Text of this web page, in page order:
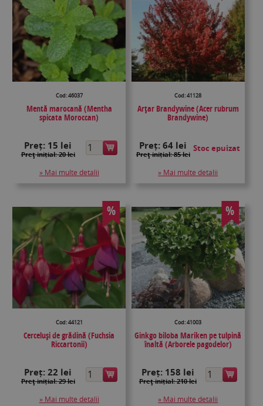
Cod: 46037
Mentă marocană (Mentha
spicata Moroccan)
Preț: 15 lei
Preţ inițial: 20 lei
» Mai multe detalii
Cod: 41128
Arţar Brandywine (Acer rubrum
Brandywine)
Stoc epuizat
Preț:64 lei
Preţ inițial: 85 lei
» Mai multe detalii
%
Cod: 44121
Cerceluși de grădină (Fuchsia
Riccartonii)
Preț:22 lei
Preţ inițial: 29 lei
» Mai multe detalii
%
Cod: 41003
Ginkgo biloba Mariken pe tulpină
înaltă (Arborele pagodelor)
Preț: 158 lei
Preţ inițial: 210 lei
» Mai multe detalii